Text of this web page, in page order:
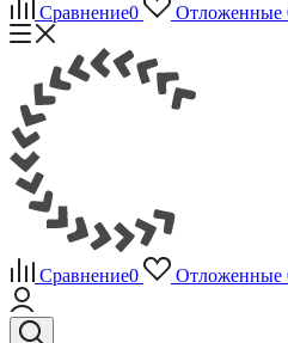
Сравнение0 Отложенные
Сравнение0 Отложенные